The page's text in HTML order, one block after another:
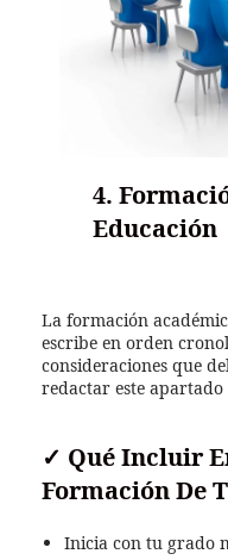
4.
Educación
La formación
escribe en orden
consideraciones que
redactar este apartado
✓ Qué Incluir
Formación De
Inicia con tu grado